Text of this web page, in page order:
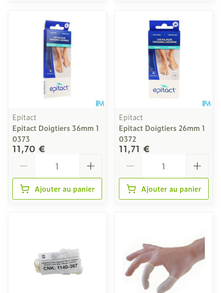
Epitact
Epitact Doigtiers 36mm 1
0373
11,70 €
Ajouter au panier
Epitact
Epitact Doigtiers 26mm 1
0372
11,71 €
Ajouter au panier